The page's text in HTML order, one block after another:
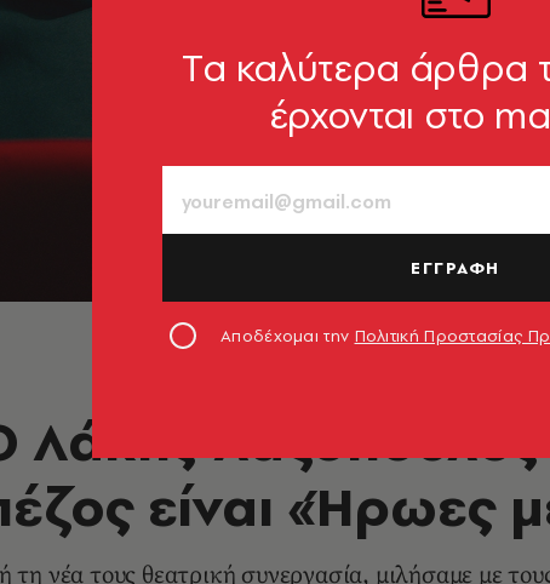
Λάκης Λαζόπουλος
είναι «Ήρωες
νέα τους θεατρική συνεργασία, μιλήσαμε με
Tα καλύτερα άρθρα
έρχονται στο
ΕΓΓΡΑΦΗ
Αποδέχομαι την Πολιτική Προστασίας